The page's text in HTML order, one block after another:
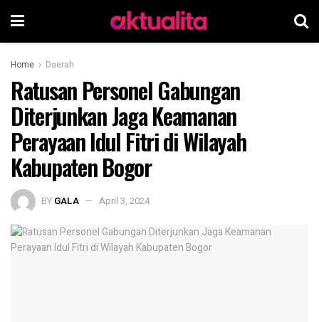
Home Daerah
Ratusan Personel Gabungan
Diterjunkan Jaga Keamanan
Perayaan Idul Fitri di Wilayah
Kabupaten Bogor
BY GALA April 3, 2024